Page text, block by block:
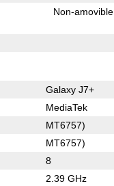
Non-amovible
Galaxy J7+
MediaTek
MT6757)
MT6757)
8
2.39 GHz